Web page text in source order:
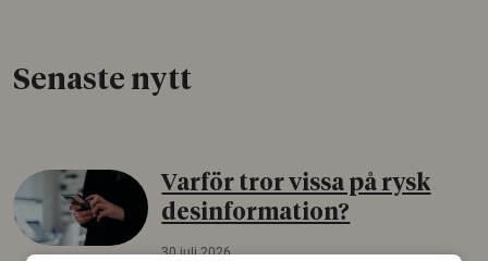
Senaste nytt
Varför tror vissa på rysk
desinformation?
30 juli 2026